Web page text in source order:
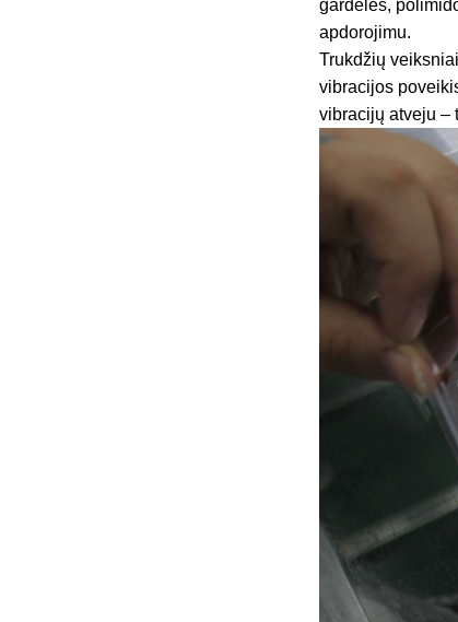
gardelės,
apdorojimu.
Trukdžių
vibracijos
vibracijų atveju –